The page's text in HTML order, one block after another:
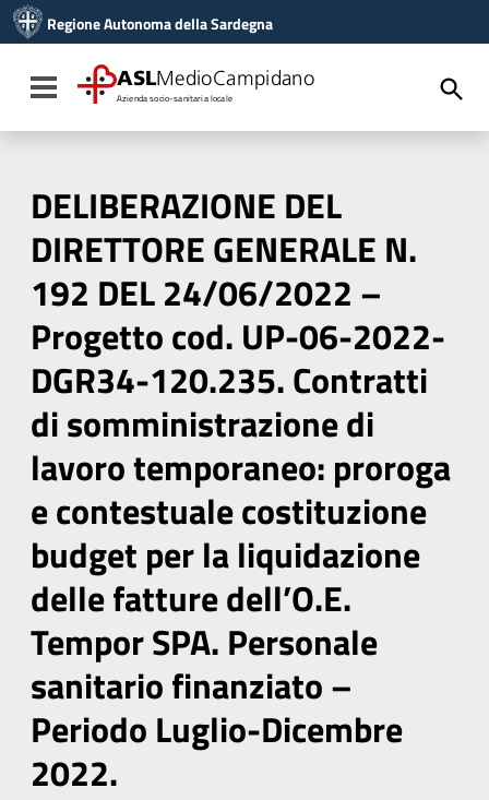
Vai al menu di navigazione
Vai al footer
Regione Autonoma della Sardegna
Toggle navigation
ASLMedioCampidano
Azienda socio-sanitaria locale
DELIBERAZIONE DEL
DIRETTORE GENERALE N.
192 DEL 24/06/2022 –
Progetto cod. UP-06-2022-
DGR34-120.235. Contratti
di somministrazione di
lavoro temporaneo: proroga
e contestuale costituzione
budget per la liquidazione
delle fatture dell’O.E.
Tempor SPA. Personale
sanitario finanziato –
Periodo Luglio-Dicembre
2022.